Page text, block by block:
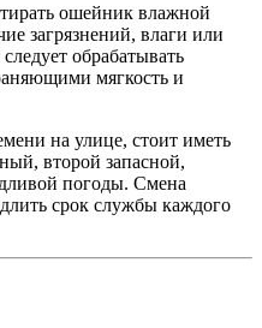
ошейник влажной
загрязнений, влаги или
обрабатывать
мягкость и
на улице, стоит иметь
второй запасной,
погоды. Смена
срок службы каждого